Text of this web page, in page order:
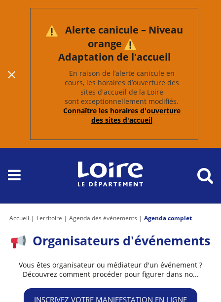
Alerte canicule – Niveau
orange
Adaptation de l'accueil
En raison de l’alerte canicule en
cours, les horaires d’ouverture des
sites d'accueil de la Loire
sont exceptionnellement modifiés.
Connaître les horaires d'ouverture
des sites d'accueil
Accueil Territoire Agenda des événements Agenda complet
Organisateurs d'événements
Vous êtes organisateur ou médiateur d'un événement ?
Découvrez comment procéder pour figurer dans no...
INSCRIVEZ VOTRE MANIFESTATION EN LIGNE